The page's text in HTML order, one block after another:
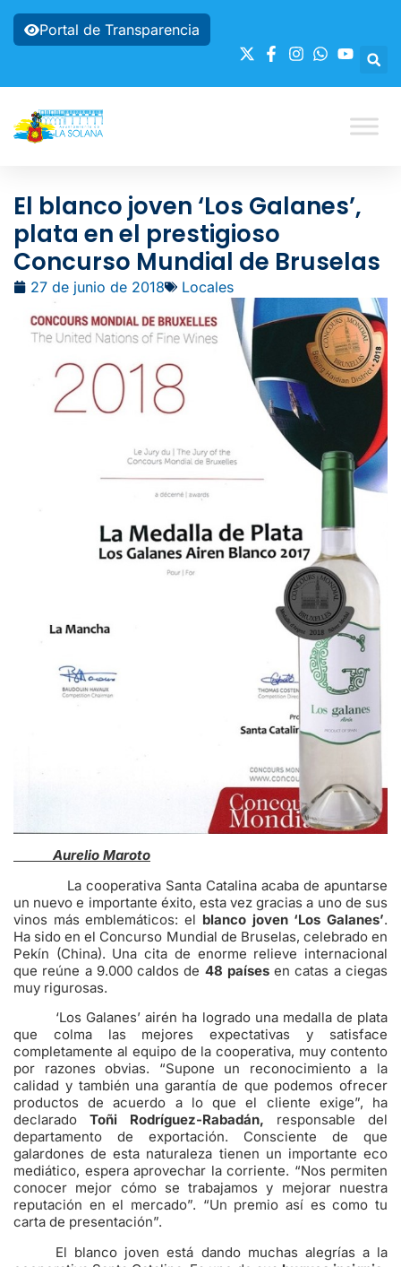
Portal de Transparencia
El blanco joven ‘Los Galanes’,
plata en el prestigioso
Concurso Mundial de Bruselas
27 de junio de 2018 Locales
Aurelio Maroto
La cooperativa Santa Catalina acaba de apuntarse
un nuevo e importante éxito, esta vez gracias a uno de sus
vinos más emblemáticos: el blanco joven ‘Los Galanes’.
Ha sido en el Concurso Mundial de Bruselas, celebrado en
Pekín (China). Una cita de enorme relieve internacional
que reúne a 9.000 caldos de 48 paísesen catas a ciegas
muy rigurosas.
‘Los Galanes’ airén ha logrado una medalla de plata
que colma las mejores expectativas y satisface
completamente al equipo de la cooperativa, muy contento
por razones obvias. “Supone un reconocimiento a la
calidad y también una garantía de que podemos ofrecer
productos de acuerdo a lo que el cliente exige”, ha
declarado Toñi Rodríguez-Rabadán, responsable del
departamento de exportación. Consciente de que
galardones de esta naturaleza tienen un importante eco
mediático, espera aprovechar la corriente. “Nos permiten
conocer mejor cómo se trabajamos y mejorar nuestra
reputación en el mercado”. “Un premio así es como tu
carta de presentación”.
El blanco joven está dando muchas alegrías a la